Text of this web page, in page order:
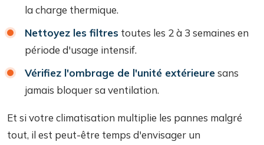
la charge thermique.
Nettoyez les filtres toutes les 2 à 3 semaines en
période d'usage intensif.
Vérifiez l'ombrage de l'unité extérieuresans
jamais bloquer sa ventilation.
Et si votre climatisation multiplie les pannes malgré
tout, il est peut-être temps d'envisager un